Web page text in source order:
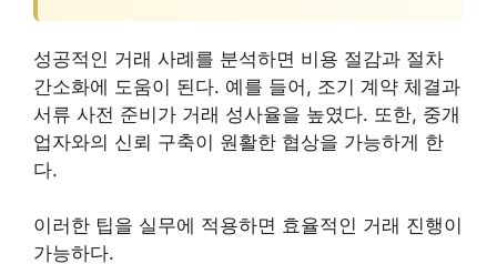
성공적인 거래 사례를 분석하면 비용 절감과 절차
간소화에 도움이 된다. 예를 들어, 조기 계약 체결과
서류 사전 준비가 거래 성사율을 높였다. 또한, 중개
업자와의 신뢰 구축이 원활한 협상을 가능하게 한
다.
이러한 팁을 실무에 적용하면 효율적인 거래 진행이
가능하다.